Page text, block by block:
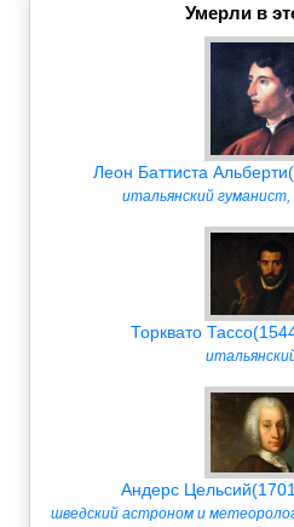
Умерли в
Леон Баттиста
итальянский
Торквато
Андерс
шведский астроном и